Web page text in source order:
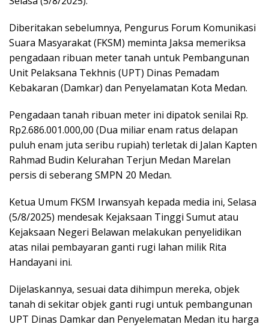
Diberitakan sebelumnya, Pengurus Forum Komunikasi
Suara Masyarakat (FKSM) meminta Jaksa memeriksa
pengadaan ribuan meter tanah untuk Pembangunan
Unit Pelaksana Tekhnis (UPT) Dinas Pemadam
Kebakaran (Damkar) dan Penyelamatan Kota Medan.
Pengadaan tanah ribuan meter ini dipatok senilai Rp.
Rp2.686.001.000,00 (Dua miliar enam ratus delapan
puluh enam juta seribu rupiah) terletak di Jalan Kapten
Rahmad Budin Kelurahan Terjun Medan Marelan
persis di seberang SMPN 20 Medan.
Ketua Umum FKSM Irwansyah kepada media ini, Selasa
(5/8/2025) mendesak Kejaksaan Tinggi Sumut atau
Kejaksaan Negeri Belawan melakukan penyelidikan
atas nilai pembayaran ganti rugi lahan milik Rita
Handayani ini.
Dijelaskannya, sesuai data dihimpun mereka, objek
tanah di sekitar objek ganti rugi untuk pembangunan
UPT Dinas Damkar dan Penyelematan Medan itu harga